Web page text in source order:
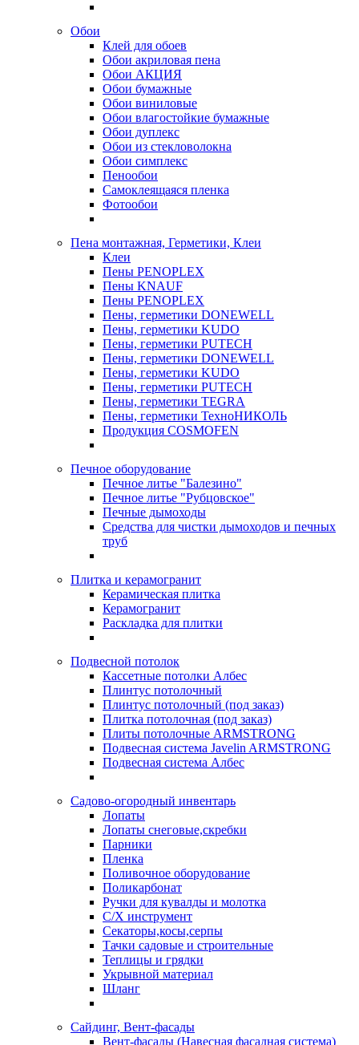
Обои
Клей для обоев
Обои акриловая пена
Обои АКЦИЯ
Обои бумажные
Обои виниловые
Обои влагостойкие бумажные
Обои дуплекс
Обои из стекловолокна
Обои симплекс
Пенообои
Самоклеящаяся пленка
Фотообои
Пена монтажная, Герметики, Клеи
Клеи
Пены PENOPLEX
Пены KNAUF
Пены PENOPLEX
Пены, герметики DONEWELL
Пены, герметики KUDO
Пены, герметики PUTECH
Пены, герметики DONEWELL
Пены, герметики KUDO
Пены, герметики PUTECH
Пены, герметики TEGRA
Пены, герметики ТехноНИКОЛЬ
Продукция COSMOFEN
Печное оборудование
Печное литье "Балезино"
Печное литье "Рубцовское"
Печные дымоходы
Средства для чистки дымоходов и печных
труб
Плитка и керамогранит
Керамическая плитка
Керамогранит
Раскладка для плитки
Подвесной потолок
Кассетные потолки Албес
Плинтус потолочный
Плинтус потолочный (под заказ)
Плитка потолочная (под заказ)
Плиты потолочные ARMSTRONG
Подвесная система Javelin ARMSTRONG
Подвесная система Албес
Садово-огородный инвентарь
Лопаты
Лопаты снеговые,скребки
Парники
Пленка
Поливочное оборудование
Поликарбонат
Ручки для кувалды и молотка
С/Х инструмент
Секаторы,косы,серпы
Тачки садовые и строительные
Теплицы и грядки
Укрывной материал
Шланг
Сайдинг, Вент-фасады
Вент-фасады (Навесная фасадная система)